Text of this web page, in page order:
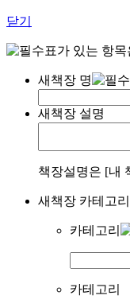
닫기
표가 있는 항
새책장 명
새책장 설명
책장설명은 [내
새책장 카테고리
카테고리
카테고리